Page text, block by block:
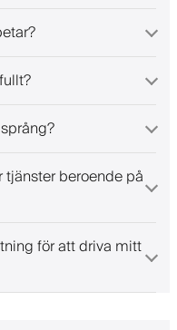
beroende på
för att driva mitt